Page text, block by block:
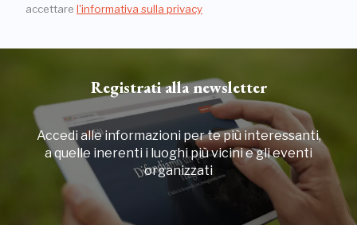
accettare l'informativa sulla privacy
Registrati alla newsletter
Accedi alle informazioni per te più interessanti,
a quelle inerenti i luoghi più vicini e gli eventi
organizzati